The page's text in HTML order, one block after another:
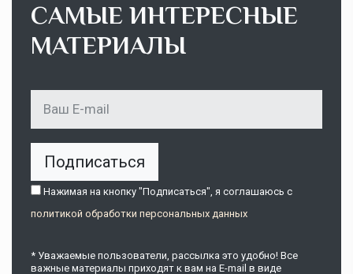
САМЫЕ ИНТЕРЕСНЫЕ
МАТЕРИАЛЫ
Подписаться
Нажимая на кнопку "Подписаться", я соглашаюсь c
политикой обработки персональных данных
* Уважаемые пользователи, рассылка это удобно! Все
важные материалы приходят к вам на E-mail в виде